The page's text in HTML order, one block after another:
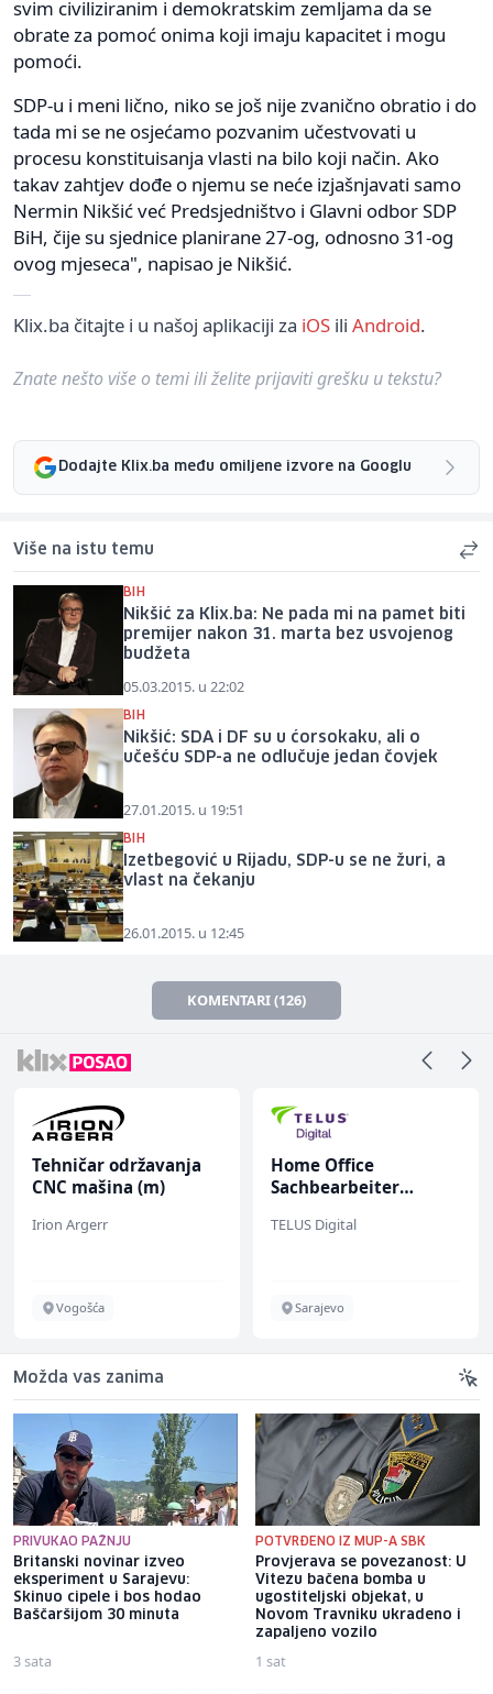
svim civiliziranim i demokratskim zemljama da se
obrate za pomoć onima koji imaju kapacitet i mogu
pomoći.
SDP-u i meni lično, niko se još nije zvanično obratio i do
tada mi se ne osjećamo pozvanim učestvovati u
procesu konstituisanja vlasti na bilo koji način. Ako
takav zahtjev dođe o njemu se neće izjašnjavati samo
Nermin Nikšić već Predsjedništvo i Glavni odbor SDP
BiH, čije su sjednice planirane 27-og, odnosno 31-og
ovog mjeseca", napisao je Nikšić.
Klix.ba čitajte i u našoj aplikaciji za iOS ili Android.
Znate nešto više o temi ili želite prijaviti grešku u tekstu?
Dodajte Klix.ba među omiljene izvore na Googlu
Više na istu temu
BIH
Nikšić za Klix.ba: Ne pada mi na pamet biti
premijer nakon 31. marta bez usvojenog
budžeta
05.03.2015. u 22:02
BIH
Nikšić: SDA i DF su u ćorsokaku, ali o
učešću SDP-a ne odlučuje jedan čovjek
27.01.2015. u 19:51
BIH
Izetbegović u Rijadu, SDP-u se ne žuri, a
vlast na čekanju
26.01.2015. u 12:45
KOMENTARI (126)
Tehničar održavanja
CNC mašina (m)
Irion Argerr
Vogošća
Home Office
Sachbearbeiter
bekannten deutschen
TELUS Digital
Sarajevo
Možda vas zanima
PRIVUKAO PAŽNJU
Britanski novinar izveo
eksperiment u Sarajevu:
Skinuo cipele i bos hodao
Baščaršijom 30 minuta
3 sata
POTVRĐENO IZ MUP-A SBK
Provjerava se povezanost: U
Vitezu bačena bomba u
ugostiteljski objekat, u
Novom Travniku ukradeno i
zapaljeno vozilo
1 sat